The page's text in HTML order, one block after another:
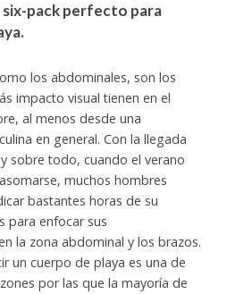
pack perfecto para
los abdominales, son los
impacto visual tienen en el
al menos desde una
en general. Con la llegada
sobre todo, cuando el verano
muchos hombres
bastantes horas de su
para enfocar sus
la zona abdominal y los brazos.
un cuerpo de playa es una de
por las que la mayoría de